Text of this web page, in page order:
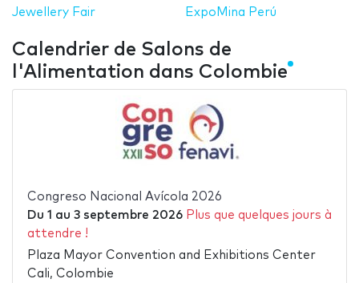
Jewellery Fair
ExpoMina Perú
Calendrier de Salons de
l'Alimentation dans Colombie
Congreso Nacional Avícola 2026
Du 1 au 3 septembre 2026 Plus que quelques jours à
attendre !
Plaza Mayor Convention and Exhibitions Center
Cali, Colombie